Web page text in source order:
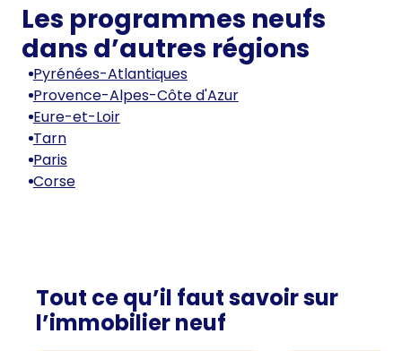
Les programmes neufs
dans d’autres régions
Pyrénées-Atlantiques
Provence-Alpes-Côte d'Azur
Eure-et-Loir
Tarn
Paris
Corse
Tout ce qu’il faut savoir sur
l’immobilier neuf